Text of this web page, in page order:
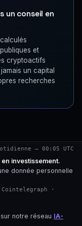
conseil en
et
cryptoactifs
un capital
recherches
— 00:05 UTC
investissement.
donnée personnelle
·
notre réseau IA-